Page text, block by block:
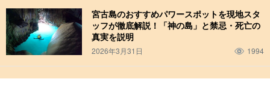
ガイドがしっかりサポート
ガイドは全員が水難救助員の資格を保有しています。ゆっくり丁
宮古島のおすすめパワースポットを現地スタ
ッフが徹底解説！「神の島」と禁忌・死亡の
真実を説明
2026年3月31日 1994